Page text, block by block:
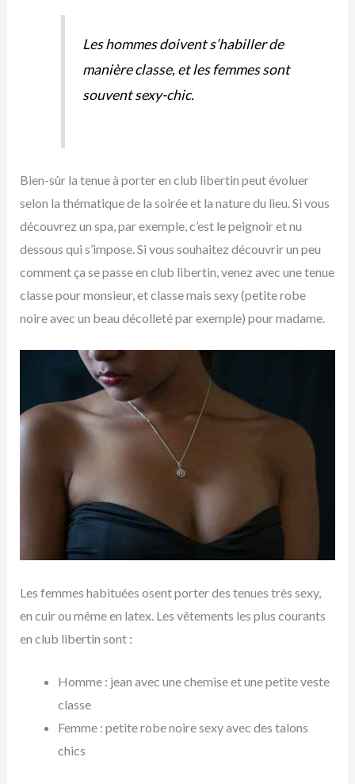
Les hommes doivent s’habiller de
manière classe, et les femmes sont
souvent sexy-chic.
Bien-sûr la tenue à porter en club libertin peut évoluer
selon la thématique de la soirée et la nature du lieu. Si vous
découvrez un spa, par exemple, c’est le peignoir et nu
dessous qui s’impose. Si vous souhaitez découvrir un peu
comment ça se passe en club libertin, venez avec une tenue
classe pour monsieur, et classe mais sexy (petite robe
noire avec un beau décolleté par exemple) pour madame.
Les femmes habituées osent porter des tenues très sexy,
en cuir ou même en latex. Les vêtements les plus courants
en club libertin sont :
Homme : jean avec une chemise et une petite veste
classe
Femme : petite robe noire sexy avec des talons
chics